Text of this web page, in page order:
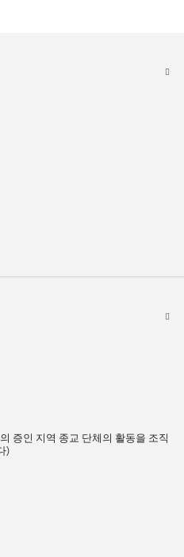
증인 지역 종교 단체의 활동을 조직
)